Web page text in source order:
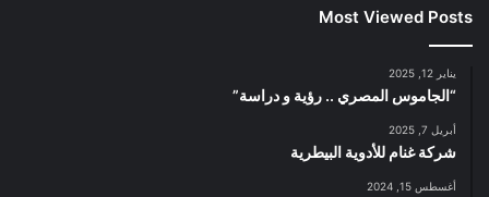
Most Viewed Posts
يناير 12, 2025
“الجاموس المصري .. رؤية و دراسة”
أبريل 7, 2025
شركة غنام للأدوية البيطرية
أغسطس 15, 2024